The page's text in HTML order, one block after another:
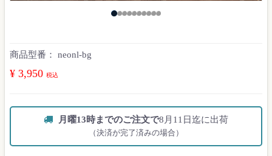
商品型番： neonl-bg
¥ 3,950 税込
月曜13時までのご注文で8月11日迄に出荷
（決済が完了済みの場合）